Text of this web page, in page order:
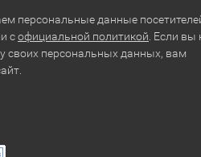
персональные данные
софициальной политикой . Если вы
своих персональных данных, вам